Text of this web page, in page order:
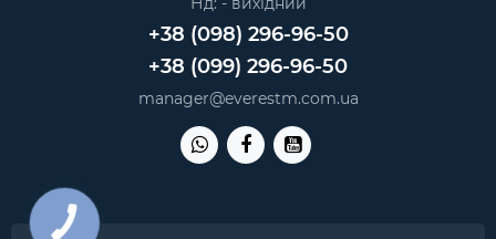
+38 (098) 296-96-50
+38 (099) 296-96-50
manager@everestm.com.ua
КНОПКА
ЗВ'ЯЗКУ